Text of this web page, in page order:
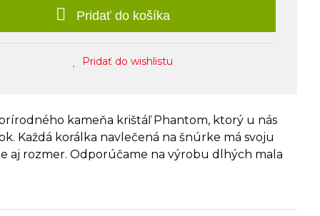
Pridať do košíka
Pridať do wishlistu
kameňa krištáľ Phantom, ktorý u nás
Každá korálka navlečená na šnúrke má svoju
aj rozmer. Odporúčame na výrobu dlhých mala